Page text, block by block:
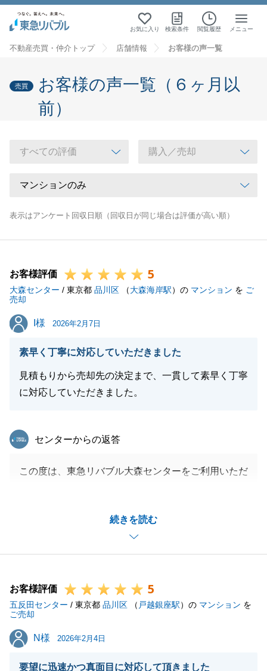
お気に入り 検索条件 閲覧履歴 メニュー
不動産売買・仲介トップ 店舗情報 お客様の声一覧
売買
お客様の声一覧（６ヶ月以
前）
表示はアンケート回収日順（回収日が同じ場合は評価が高い順）
お客様評価 5
大森センター / 東京都 品川区 （大森海岸駅）の マンション を ご
売却
I様
I様 2026年2月7日
素早く丁寧に対応していただきました
見積もりから売却先の決定まで、一貫して素早く丁寧
に対応していただきました。
続きを読む
東急リバブル
センターからの返答
この度は、東急リバブル大森センターをご利用いただ
ら、スピード感をもって対応させていただきます。
今後ともどうぞよろしくお願いします。
閉じる
お客様評価 5
五反田センター / 東京都 品川区 （ 戸越銀座駅）の マンション を
ご売却
N様
N様 2026年2月4日
要望に迅速かつ真面目に対応して頂きました